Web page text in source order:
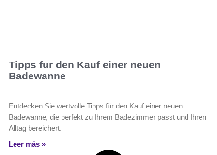
Tipps für den Kauf einer neuen
Badewanne
Entdecken Sie wertvolle Tipps für den Kauf einer neuen
Badewanne, die perfekt zu Ihrem Badezimmer passt und Ihren
Alltag bereichert.
Leer más »